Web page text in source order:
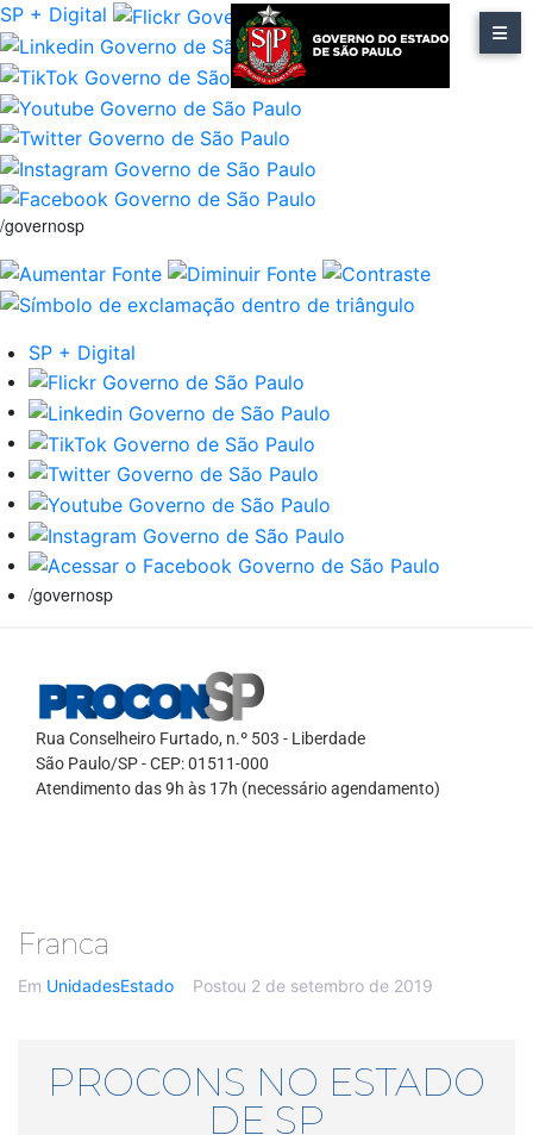
SP + Digital
/governosp
SP + Digital
/governosp
Rua Conselheiro Furtado, n.º 503 - Liberdade
São Paulo/SP - CEP: 01511-000
Atendimento das 9h às 17h (necessário agendamento)
Franca
Em UnidadesEstado Postou 2 de setembro de 2019
PROCONS NO ESTADO
DE SP